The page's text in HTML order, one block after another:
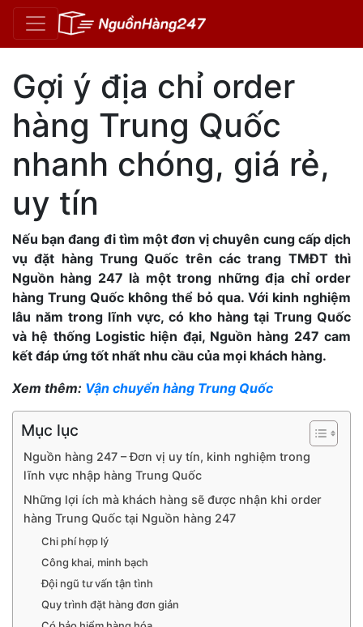
Gợi ý địa chỉ order
hàng Trung Quốc
nhanh chóng, giá rẻ,
uy tín
Nếu bạn đang đi tìm một đơn vị chuyên cung cấp dịch
vụ đặt hàng Trung Quốc trên các trang TMĐT thì
Nguồn hàng 247 là một trong những địa chỉ order
hàng Trung Quốc không thể bỏ qua. Với kinh nghiệm
lâu năm trong lĩnh vực, có kho hàng tại Trung Quốc
và hệ thống Logistic hiện đại, Nguồn hàng 247 cam
kết đáp ứng tốt nhất nhu cầu của mọi khách hàng.
Xem thêm: Vận chuyển hàng Trung Quốc
Mục lục
Nguồn hàng 247 – Đơn vị uy tín, kinh nghiệm trong
lĩnh vực nhập hàng Trung Quốc
Những lợi ích mà khách hàng sẽ được nhận khi order
hàng Trung Quốc tại Nguồn hàng 247
Chi phí hợp lý
Công khai, minh bạch
Đội ngũ tư vấn tận tình
Quy trình đặt hàng đơn giản